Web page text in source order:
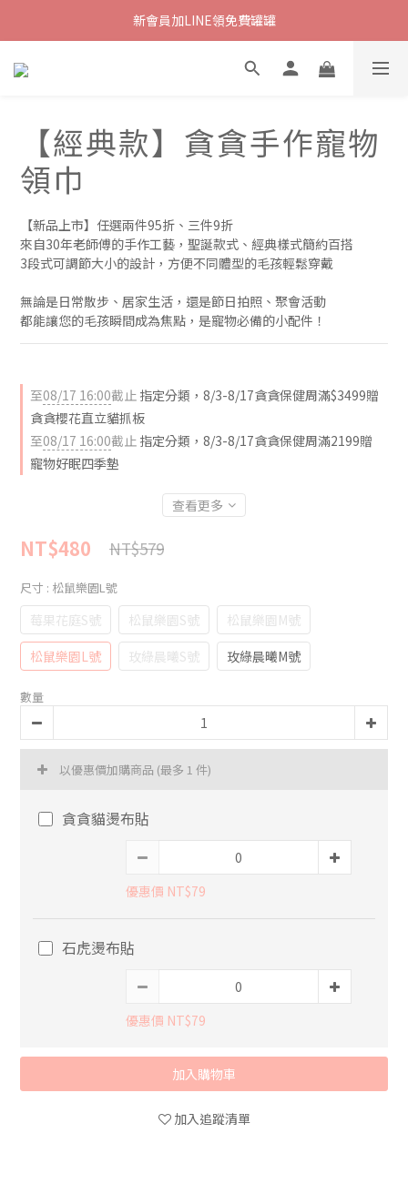
新會員加LINE領免費罐罐
【經典款】貪貪手作寵物
領巾
【新品上市】任選兩件95折、三件9折
來自30年老師傅的手作工藝，聖誕款式、經典樣式簡約百搭
3段式可調節大小的設計，方便不同體型的毛孩輕鬆穿戴
無論是日常散步、居家生活，還是節日拍照、聚會活動
都能讓您的毛孩瞬間成為焦點，是寵物必備的小配件！
至08/17 16:00截止 指定分類，8/3-8/17貪貪保健周滿$3499贈
貪貪櫻花直立貓抓板
至08/17 16:00截止 指定分類，8/3-8/17貪貪保健周滿2199贈
寵物好眠四季墊
查看更多
NT$579
NT$480
尺寸 : 松鼠樂園L號
莓果花庭S號 松鼠樂園S號
松鼠樂園M號
松鼠樂園L號
玫綠晨曦S號 玫綠晨曦M號
數量
以優惠價加購商品 (最多 1 件)
貪貪貓燙布貼
優惠價 NT$79
石虎燙布貼
優惠價 NT$79
加入購物車
加入追蹤清單